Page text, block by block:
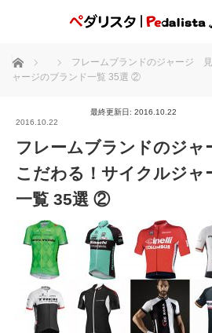
ホーム
フレームブランドのジャージ
ャージのブランド一覧 35選 ②
2016.10.22
最終更新日: 2016.10.22
フレームブランドのジ
こだわる！サイクルジャ
一覧 35選 ②